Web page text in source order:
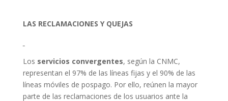
LAS RECLAMACIONES Y QUEJAS
Los servicios convergentes, según la CNMC,
representan el 97% de las líneas fijas y el 90% de las
líneas móviles de pospago. Por ello, reúnen la mayor
parte de las reclamaciones de los usuarios ante la